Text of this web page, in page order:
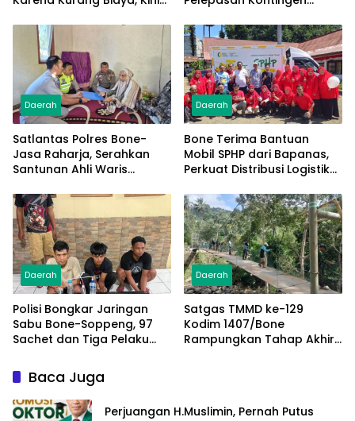
Manajemen
Daerah
Satlantas Polres Bone-
Jasa Raharja, Serahkan
Santunan Ahli Waris
Rp50 Juta
Daerah
Bone Terima Bantuan
Mobil SPHP dari Bapanas,
Perkuat Distribusi Logistik
Daerah
Polisi Bongkar Jaringan
Sabu Bone-Soppeng, 97
Sachet dan Tiga Pelaku
Daerah
Satgas TMMD ke-129
Kodim 1407/Bone
Rampungkan Tahap Akhir
Baca Juga
Perjuangan H.Muslimin, Pernah Putus